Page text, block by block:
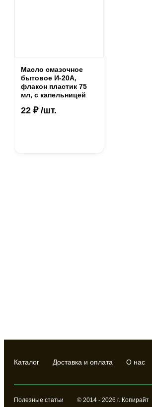
Масло смазочное
бытовое И-20А,
флакон пластик 75
мл, с капельницей
22 ₽ /шт.
Каталог Доставка и оплата О нас
Полезные статьи © 2014 - 2026 г. Копирайт